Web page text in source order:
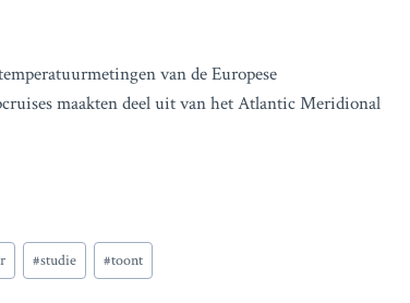
van de Europese
maakten deel uit van het Atlantic Meridional
#studie #toont